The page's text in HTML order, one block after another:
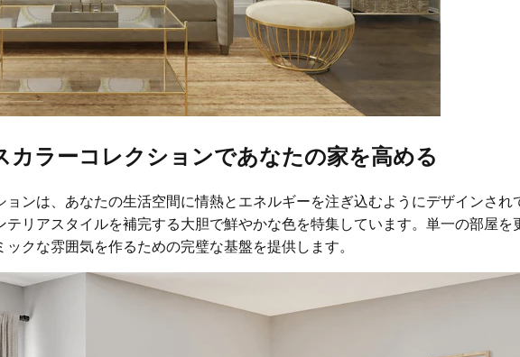
ラーコレクションであなたの家を高める
ンは、あなたの生活空間に情熱とエネルギーを注ぎ込むようにデザインさ
リアスタイルを補完する大胆で鮮やかな色を特集しています。単一の部屋
クな雰囲気を作るための完璧な基盤を提供します。